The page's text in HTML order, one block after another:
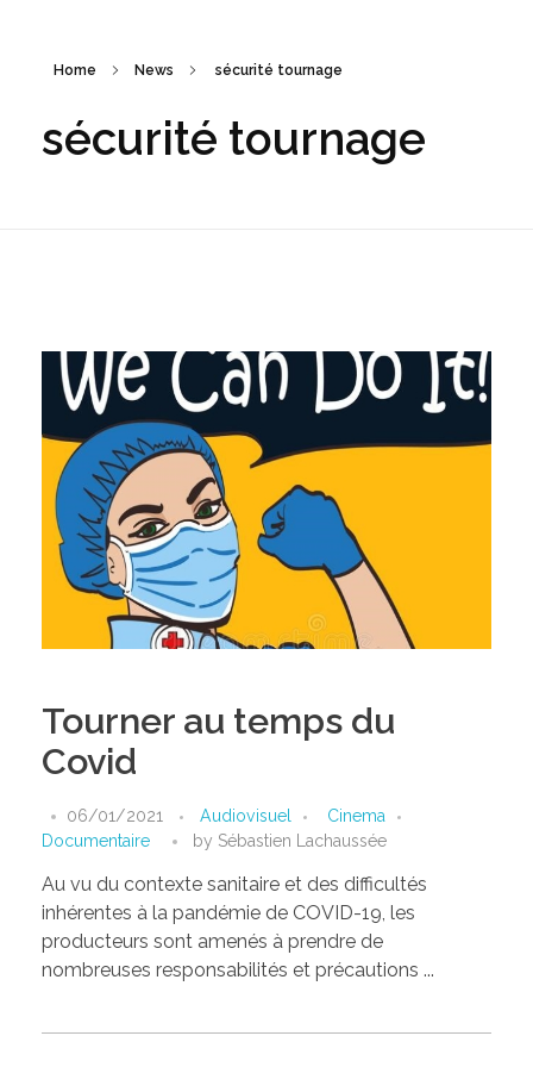
Home News sécurité tournage
sécurité tournage
Tourner au temps du
Covid
06/01/2021 Audiovisuel
Cinema
Documentaire
by Sébastien Lachaussée
Au vu du contexte sanitaire et des difficultés
inhérentes à la pandémie de COVID-19, les
producteurs sont amenés à prendre de
nombreuses responsabilités et précautions ...